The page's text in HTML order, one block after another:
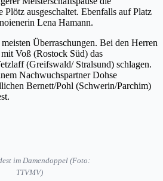
Plötz ausgeschaltet. Ebenfalls auf Platz
Lena Hamann.
Überraschungen. Bei den Herren
Voß (Rostock Süd) das
(Greifswald/ Stralsund) schlagen.
Nachwuchspartner Dohse
Bernett/Pohl (Schwerin/Parchim)
im Damendoppel (Foto:
TTVMV)